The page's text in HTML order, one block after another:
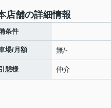
店舗の詳細情報
条件
場/月額 無/-
態様 仲介